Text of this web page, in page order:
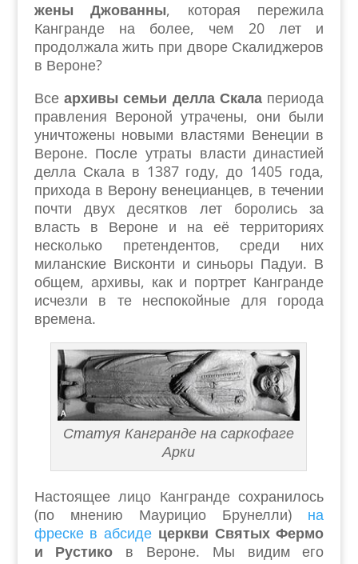
жены Джованны, которая пережила
Кангранде на более, чем 20 лет и
продолжала жить при дворе Скалиджеров
в Вероне?
Все архивы семьи делла Скала периода
правления Вероной утрачены, они были
уничтожены новыми властями Венеции в
Вероне. После утраты власти династией
делла Скала в 1387 году, до 1405 года,
прихода в Верону венецианцев, в течении
почти двух десятков лет боролись за
власть в Вероне и на её территориях
несколько претендентов, среди них
миланские Висконти и синьоры Падуи. В
общем, архивы, как и портрет Кангранде
исчезли в те неспокойные для города
времена.
Статуя Кангранде на саркофаге
Арки
Настоящее лицо Кангранде сохранилось
(по мнению Маурицио Брунелли) на
фреске в абсиде церкви Святых Фермо
и Рустико в Вероне. Мы видим его